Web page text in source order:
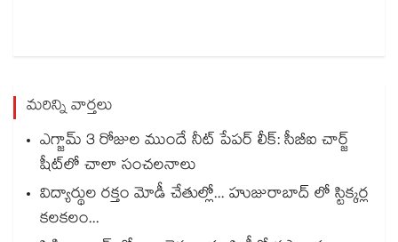
మరిన్ని వార్తలు
ఎగ్జామ్ 3 రోజుల ముందే నీట్ పేపర్ లీక్: సీబీఐ చార్జ్
షీట్‎లో చాలా సంచలనాలు
విద్యార్థుల రక్తం మోడీ చేతుల్లో... హుజురాబాద్ లో స్టిక్కర్ల
కలకలం...